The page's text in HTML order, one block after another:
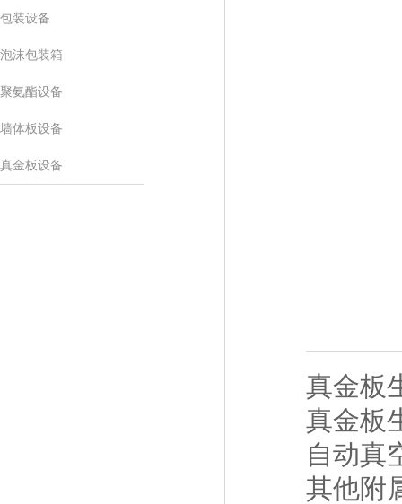
包装设备
泡沫包装箱
聚氨酯设备
墙体板设备
真金板设备
真金板
真金板
自动真
其他附